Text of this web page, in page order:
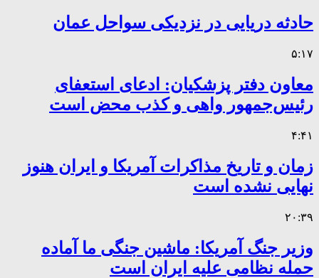
حادثه دریایی در نزدیکی سواحل عمان
۵:۱۷
معاون دفتر پزشکیان: ادعای استعفای
رئیس‌جمهور واهی و کذب محض است
۴:۴۱
زمان و تاریخ مذاکرات آمریکا و ایران هنوز
نهایی نشده است
۲۰:۳۹
وزیر جنگ آمریکا: ماشین جنگی ما آماده
حمله نظامی علیه ایران است